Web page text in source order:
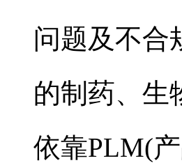
问题及不合
的制药、生
依靠PLM(